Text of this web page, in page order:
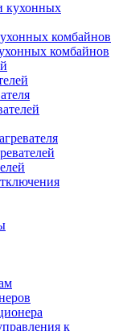
кухонных
комбайнов
комбайнов
к